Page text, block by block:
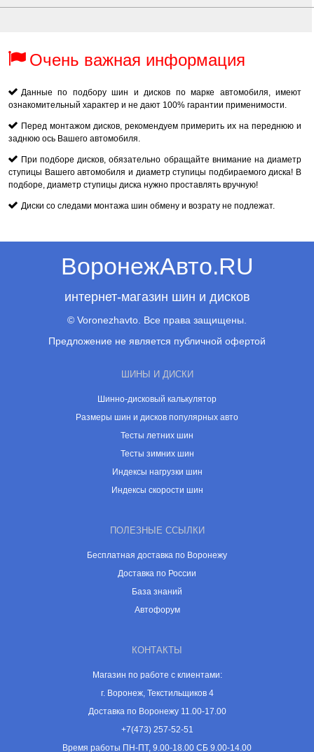
Очень важная информация
Данные по подбору шин и дисков по марке автомобиля, имеют
ознакомительный характер и не дают 100% гарантии применимости.
Перед монтажом дисков, рекомендуем примерить их на переднюю и
заднюю ось Вашего автомобиля.
При подборе дисков, обязательно обращайте внимание на диаметр
ступицы Вашего автомобиля и диаметр ступицы подбираемого диска! В
подборе, диаметр ступицы диска нужно проставлять вручную!
Диски со следами монтажа шин обмену и возрату не подлежат.
ВоронежАвто.RU
интернет-магазин шин и дисков
© Voronezhavto. Все права защищены.
Предложение не является публичной офертой
ШИНЫ И ДИСКИ
Шинно-дисковый калькулятор
Размеры шин и дисков популярных авто
Тесты летних шин
Тесты зимних шин
Индексы нагрузки шин
Индексы скорости шин
ПОЛЕЗНЫЕ ССЫЛКИ
Бесплатная доставка по Воронежу
Доставка по России
База знаний
Автофорум
КОНТАКТЫ
Магазин по работе с клиентами:
г. Воронеж, Текстильщиков 4
Доставка по Воронежу 11.00-17.00
+7(473) 257-52-51
Время работы ПН-ПТ, 9.00-18.00 СБ 9.00-14.00